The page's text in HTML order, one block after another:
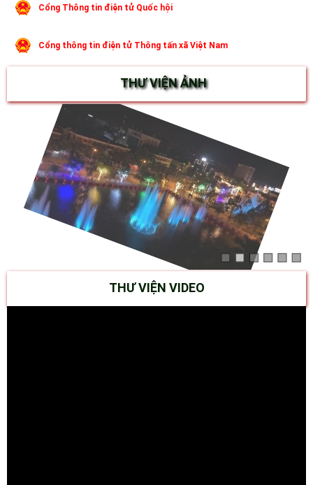
Cổng Thông tin điện tử Quốc hội
Cổng thông tin điện tử Thông tấn xã Việt Nam
THƯ VIỆN ẢNH
THƯ VIỆN VIDEO